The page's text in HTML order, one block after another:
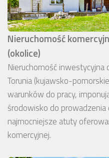
Nieruchomość
(okolice)
Nieruchomość inwestycyjna
Torunia (kujawsko-
warunków do pracy,
środowisko do
najmocniejsze atuty
komercyjnej.